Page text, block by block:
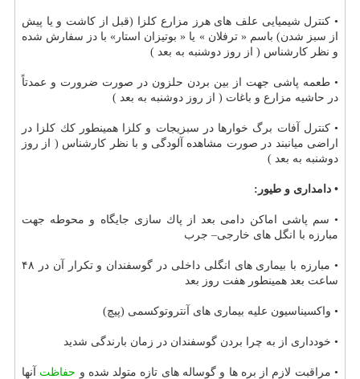
• كنترل شیمیایی علف های هرز مزارع كلزا (قبل از كاشت و یا پیش
از سبز شدن) باسم « ترفلان » یا « بوتیزان استار» با دز سفارش شده
و نظر كارشناس ( از روز دوشنبه به بعد )
• طعمه پاشی جهت از بین بردن حلزون در صورت ضرورت و عمدتاً
در حاشیه مزارع و باغات ( از روز دوشنبه به بعد )
• كنترل آفات برگ خوارها در سبزیجات و كلزا همینطور كك كلزا در
اراضی میانبند در صورت مشاهده آلودگی و با نظر كارشناس ( از روز
دوشنبه به بعد )
• دامداری و طیور:
• سم پاشی اماكن دامی بعد از پاك سازی جایگاه و محوطه جهت
مبارزه با انگل های خارجی– جرب
• مبارزه با بیماری های انگلی داخلی در گوسفندان و تكرار آن در ۴۸
ساعت بعد همینطور هفت روز بعد
• واكسیناسیون علیه بیماری های آنتروتوكسمی (پیچ)
• خودداری از به چرا بردن گوسفندان در زمان بارندگی شدید
• مراقبت لازم از بره ها و گوساله های تازه متولد شده و حفاظت آنها